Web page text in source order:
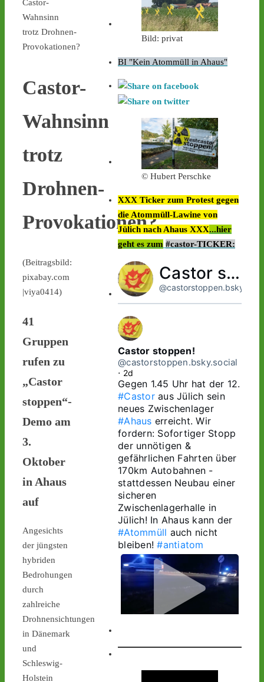
Castor-
Wahnsinn
trotz Drohnen-
Provokationen?
Castor-
Wahnsinn
trotz
Drohnen-
Provokationen?
(Beitragsbild:
pixabay.com
|viya0414)
41
Gruppen
rufen zu
„Castor
stoppen“-
Demo am
3.
Oktober
in Ahaus
auf
Angesichts
der jüngsten
hybriden
Bedrohungen
durch
zahlreiche
Drohnensichtungen
in Dänemark
und
Schleswig-
Holstein
Bild: privat
BI "Kein Atommüll in Ahaus"
© Hubert Perschke
XXX Ticker zum Protest gegen
die Atommüll-Lawine von
Jülich nach Ahaus XXX...hier
geht es zum #castor-TICKER:
Castor stoppen!
Castor stoppen!
@castorstoppen.bsky.social
⋅ 2d
#Castor aus Jülich sein
neues Zwischenlager
#Ahaus erreicht. Wir
fordern: Sofortiger Stopp
der unnötigen &
gefährlichen Fahrten über
170km Autobahnen -
stattdessen Neubau einer
sicheren
Zwischenlagerhalle in
#Atommüll auch nicht
bleiben! #antiatom